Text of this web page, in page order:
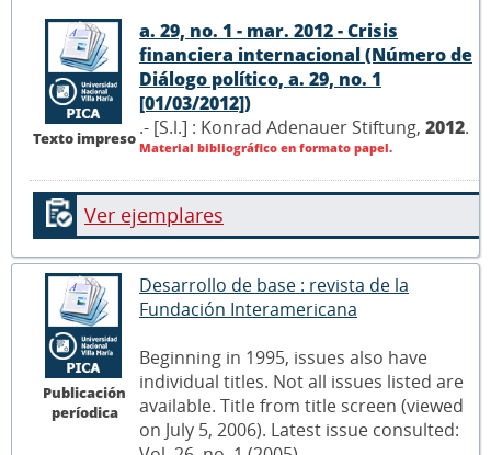
Texto impreso
a. 29, no. 1 - mar. 2012 - Crisis
financiera internacional (Número de
Diálogo político, a. 29, no. 1
[01/03/2012])
.- [S.l.] : Konrad Adenauer Stiftung, 2012.
Material bibliográfico en formato papel.
Ver ejemplares
Publicación
períodica
Desarrollo de base : revista de la
Fundación Interamericana
Beginning in 1995, issues also have
individual titles. Not all issues listed are
available. Title from title screen (viewed
on July 5, 2006). Latest issue consulted: